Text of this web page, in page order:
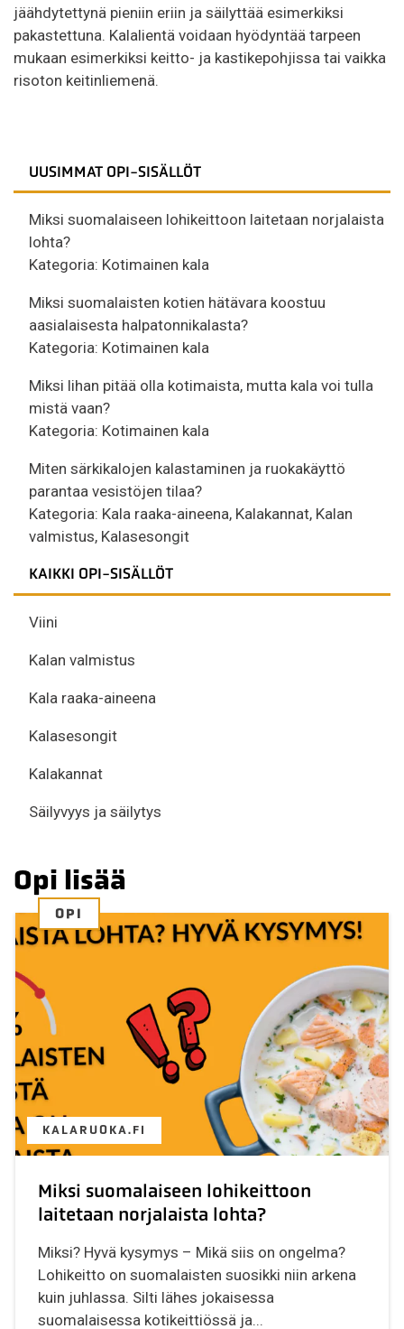
jäähdytettynä pieniin eriin ja säilyttää esimerkiksi
pakastettuna. Kalalientä voidaan hyödyntää tarpeen
mukaan esimerkiksi keitto- ja kastikepohjissa tai vaikka
risoton keitinliemenä.
UUSIMMAT OPI-SISÄLLÖT
Miksi suomalaiseen lohikeittoon laitetaan norjalaista
lohta?
Kategoria: Kotimainen kala
Miksi suomalaisten kotien hätävara koostuu
aasialaisesta halpatonnikalasta?
Kategoria: Kotimainen kala
Miksi lihan pitää olla kotimaista, mutta kala voi tulla
mistä vaan?
Kategoria: Kotimainen kala
Miten särkikalojen kalastaminen ja ruokakäyttö
parantaa vesistöjen tilaa?
Kategoria: Kala raaka-aineena, Kalakannat, Kalan
valmistus, Kalasesongit
KAIKKI OPI-SISÄLLÖT
Viini
Kalan valmistus
Kala raaka-aineena
Kalasesongit
Kalakannat
Säilyvyys ja säilytys
Opi lisää
OPI
KALARUOKA.FI
Miksi suomalaiseen lohikeittoon
laitetaan norjalaista lohta?
Miksi? Hyvä kysymys – Mikä siis on ongelma?
Lohikeitto on suomalaisten suosikki niin arkena
kuin juhlassa. Silti lähes jokaisessa
suomalaisessa kotikeittiössä ja...